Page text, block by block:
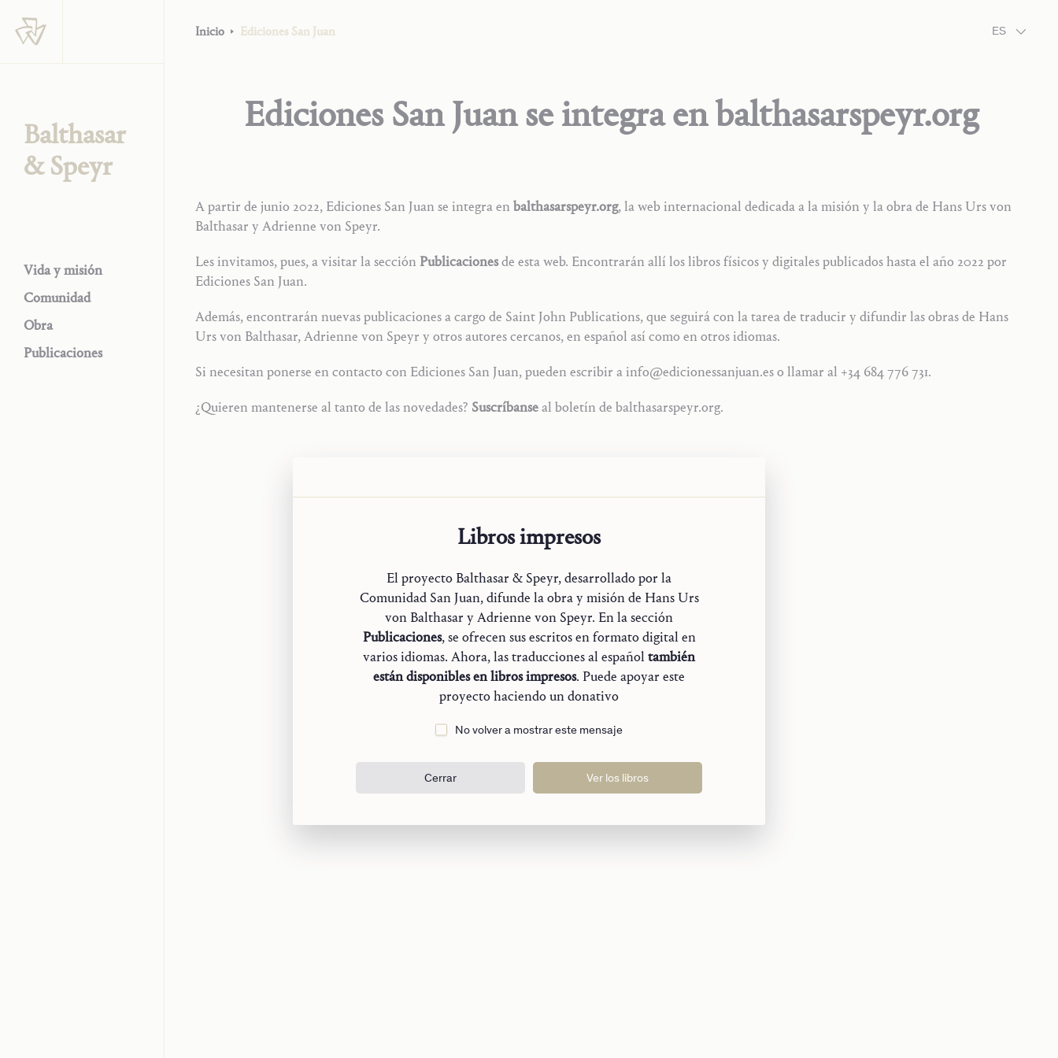
Balthasar
& Speyr
Vida y misión
Comunidad
Obra
Publicaciones
Inicio Ediciones San Juan ES
Ediciones San Juan se integra enbalthasarspeyr.org
A partir de junio 2022, Ediciones San Juan se integra en balthasarspeyr.org, la web internacional dedicada a la misión y la obra de Hans Urs von
Balthasar y Adrienne von Speyr.
Les invitamos, pues, a visitar la sección Publicacionesde esta web. Encontrarán allí los libros físicos y digitales publicados hasta el año 2022 por
Ediciones San Juan.
Además, encontrarán nuevas publicaciones a cargo de Saint John Publications, que seguirá con la tarea de traducir y difundir las obras de Hans
Urs von Balthasar, Adrienne von Speyr y otros autores cercanos, en español así como en otros idiomas.
Si necesitan ponerse en contacto con Ediciones San Juan, pueden escribir a info@edicionessanjuan.es o llamar al +34 684 776 731.
¿Quieren mantenerse al tanto de las novedades? Suscríbanseal boletín de balthasarspeyr.org.
Libros impresos
El proyecto Balthasar & Speyr, desarrollado por la
Comunidad San Juan, difunde la obra y misión de Hans Urs
von Balthasar y Adrienne von Speyr. En la sección
Publicaciones, se ofrecen sus escritos en formato digital en
varios idiomas. Ahora, las traducciones al españoltambién
están disponibles en libros impresos. Puede apoyar este
proyecto haciendo un donativo
No volver a mostrar este mensaje
Cerrar Ver los libros